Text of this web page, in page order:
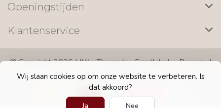
Wij slaan cookies op om onze website te verbeteren. Is
dat akkoord?
Ja Nee
Openingstijden
Klantenservice
© Copyright 2026 LILY - Theme byFrontlabel- Powered
byLightspeed